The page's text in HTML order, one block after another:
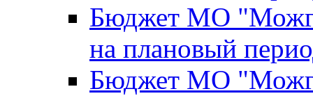
Бюджет МО
на плановый
Бюджет МО